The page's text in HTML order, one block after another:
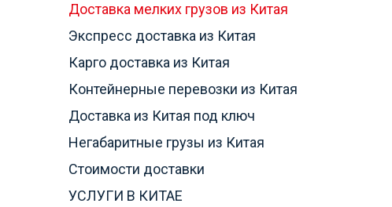
Доставка мелких грузов из Китая
Экспресс доставка из Китая
Карго доставка из Китая
Контейнерные перевозки из Китая
Доставка из Китая под ключ
Негабаритные грузы из Китая
Стоимости доставки
УСЛУГИ В КИТАЕ